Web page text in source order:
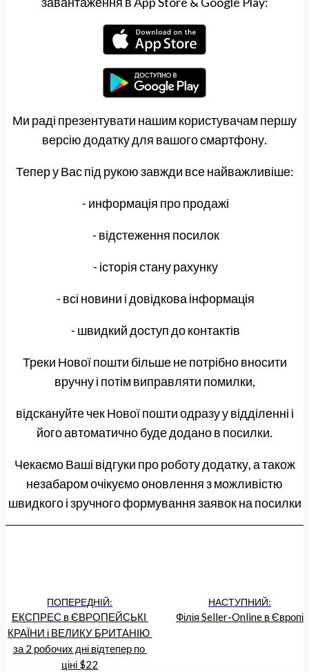
Ми раді презентувати нашим користувачам першу
версію додатку для вашого смартфону.
Тепер у Вас під рукою завжди все найважливіше:
⁃ информація про продажі
⁃ відстеження посилок
⁃ історія стану рахунку
⁃ всі новини і довідкова інформація
⁃ швидкий доступ до контактів
Треки Нової пошти більше не потрібно вносити
вручну і потім виправляти помилки,
відскануйте чек Нової пошти одразу у відділенні і
його автоматично буде додано в посилки.
Чекаємо Ваші відгуки про роботу додатку, а також
незабаром очікуємо оновлення з можливістю
швидкого і зручного формування заявок на посилки
ПОПЕРЕДНІЙ:
ЕКСПРЕС в ЄВРОПЕЙСЬКІ
КРАЇНИ і ВЕЛИКУ БРИТАНІЮ
за 2 робочих дні відтепер по
ціні $22
НАСТУПНИЙ:
Філія Seller-Online в Європі